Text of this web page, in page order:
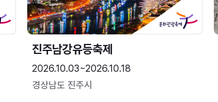
진주남강유등축제
2026.10.03~2026.10.18
경상남도 진주시